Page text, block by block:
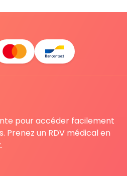
pour accéder facilement
Prenez un RDV médical en